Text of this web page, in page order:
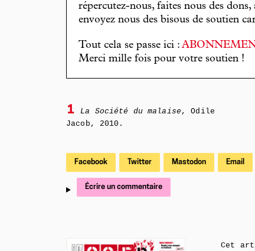
répercutez-nous, faites nous des
envoyez nous des bisous de soutien
Tout cela se passe ici :
Merci mille fois pour votre soutien !
1 La Société du malaise , Odile
Jacob, 2010.
Facebook Twitter Mastodon Email
Écrire un commentaire
Cet